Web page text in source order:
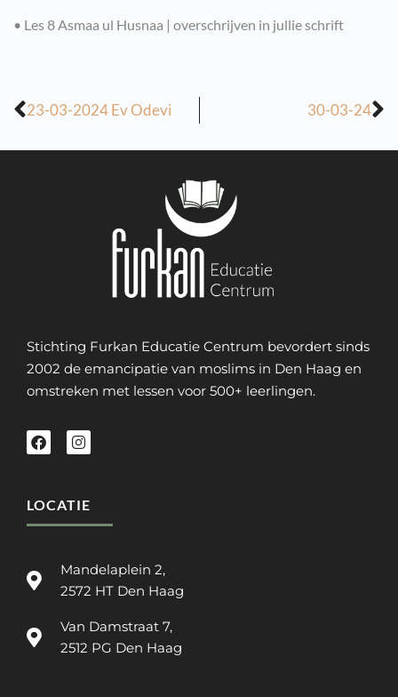
• Les 8 Asmaa ul Husnaa | overschrijven in jullie schrift
23-03-2024 Ev Odevi 30-03-24
Stichting Furkan Educatie Centrum bevordert sinds
2002 de emancipatie van moslims in Den Haag en
omstreken met lessen voor 500+ leerlingen.
LOCATIE
Mandelaplein 2,
2572 HT Den Haag
Van Damstraat 7,
2512 PG Den Haag